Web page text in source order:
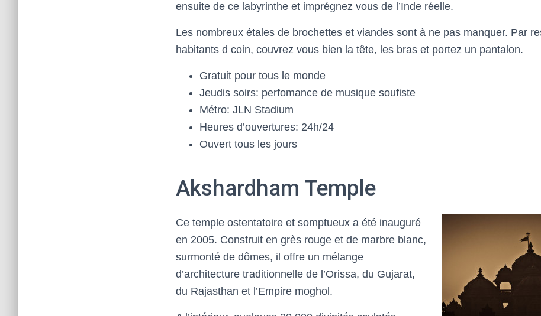
ensuite de ce labyrinthe et imprégnez vous de l’Inde réelle.
Les nombreux étales de brochettes et viandes sont à ne pas manquer. Par
habitants d coin, couvrez vous bien la tête, les bras et portez un pantalon.
Gratuit pour tous le monde
Jeudis soirs: perfomance de musique soufiste
Métro: JLN Stadium
Heures d’ouvertures: 24h/24
Ouvert tous les jours
Akshardham Temple
Ce temple ostentatoire et somptueux a été inauguré
en 2005. Construit en grès rouge et de marbre blanc,
surmonté de dômes, il offre un mélange
d’architecture traditionnelle de l’Orissa, du Gujarat,
du Rajasthan et l’Empire moghol.